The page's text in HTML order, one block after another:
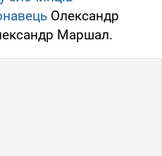
Олександр
Маршал.